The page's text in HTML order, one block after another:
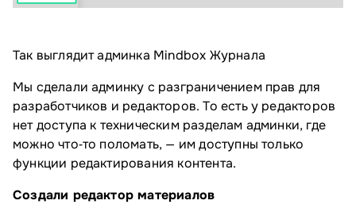
Так выглядит админка Mindbox Журнала
Мы сделали админку с разграничением прав для
разработчиков и редакторов. То есть у редакторов
нет доступа к техническим разделам админки, где
можно что‑то поломать, — им доступны только
функции редактирования контента.
Создали редактор материалов